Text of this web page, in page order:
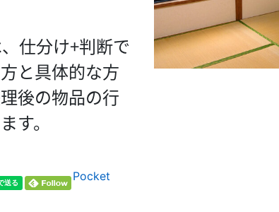
仕分け＋判断で
と具体的な方
後の物品の行
す。
Pocket